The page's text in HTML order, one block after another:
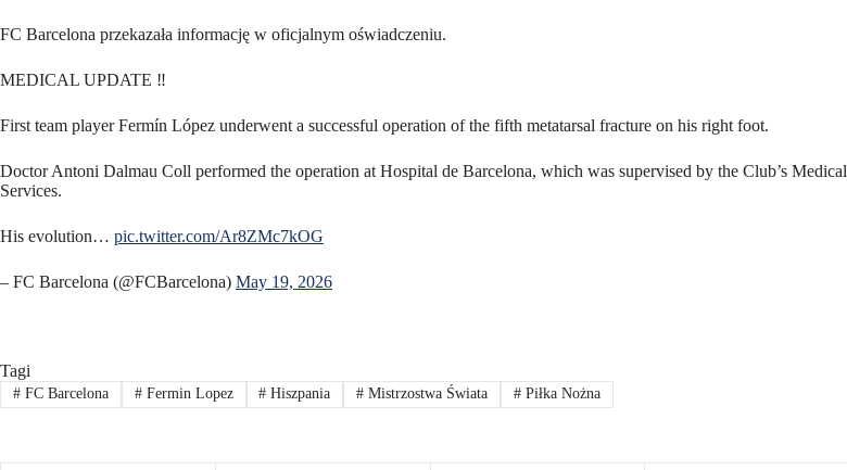
FC Barcelona przekazała informację w oficjalnym oświadczeniu.
MEDICAL UPDATE ‼️
First team player Fermín López underwent a successful operation of the fifth metatarsal fracture on his right foot.
Doctor Antoni Dalmau Coll performed the operation at Hospital de Barcelona, which was supervised by the Club’s Medical
Services.
His evolution… pic.twitter.com/Ar8ZMc7kOG
– FC Barcelona (@FCBarcelona) May 19, 2026
Tagi
#FC Barcelona #Fermin Lopez # Hiszpania # Mistrzostwa Świata # Piłka Nożna